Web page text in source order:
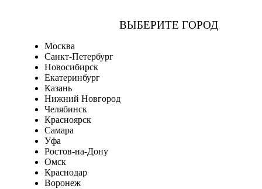
ВЫБЕРИТЕ ГОРОД
Москва
Санкт-Петербург
Новосибирск
Екатеринбург
Казань
Нижний Новгород
Челябинск
Красноярск
Самара
Уфа
Ростов-на-Дону
Омск
Краснодар
Воронеж